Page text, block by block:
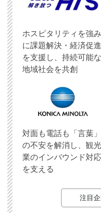
ホスピタリティを強み
に課題解決・経済促進
を支援し、持続可能な
地域社会を共創
対面も電話も「言葉」
の不安を解消し、観光
業のインバウンド対応
を支える
注目